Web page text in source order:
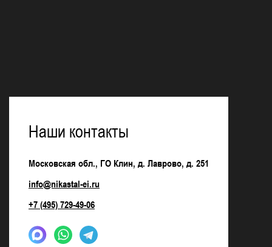
Наши контакты
Московская обл., ГО Клин, д. Лаврово, д. 251
info@nikastal-ei.ru
+7 (495) 729-49-06